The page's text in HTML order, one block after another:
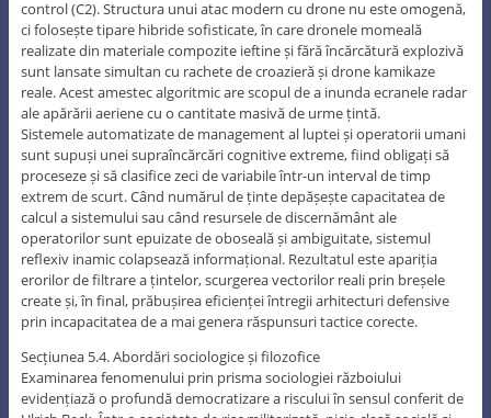
control (C2). Structura unui atac modern cu drone nu este omogenă,
ci folosește tipare hibride sofisticate, în care dronele momeală
realizate din materiale compozite ieftine și fără încărcătură explozivă
sunt lansate simultan cu rachete de croazieră și drone kamikaze
reale. Acest amestec algoritmic are scopul de a inunda ecranele radar
ale apărării aeriene cu o cantitate masivă de urme țintă.
Sistemele automatizate de management al luptei și operatorii umani
sunt supuși unei supraîncărcări cognitive extreme, fiind obligați să
proceseze și să clasifice zeci de variabile într-un interval de timp
extrem de scurt. Când numărul de ținte depășește capacitatea de
calcul a sistemului sau când resursele de discernământ ale
operatorilor sunt epuizate de oboseală și ambiguitate, sistemul
reflexiv inamic colapsează informațional. Rezultatul este apariția
erorilor de filtrare a țintelor, scurgerea vectorilor reali prin breșele
create și, în final, prăbușirea eficienței întregii arhitecturi defensive
prin incapacitatea de a mai genera răspunsuri tactice corecte.
Secțiunea 5.4. Abordări sociologice și filozofice
Examinarea fenomenului prin prisma sociologiei războiului
evidențiază o profundă democratizare a riscului în sensul conferit de